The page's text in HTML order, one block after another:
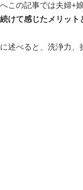
この記事では夫婦+
けて感じたメリット
述べると、洗浄力、